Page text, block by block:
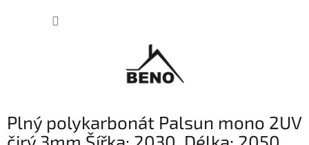
Plný polykarbonát Palsun mono 2UV